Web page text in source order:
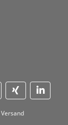
Versand